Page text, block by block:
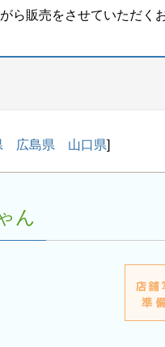
ら販売をさせていただく
広島県 山口県]
ん